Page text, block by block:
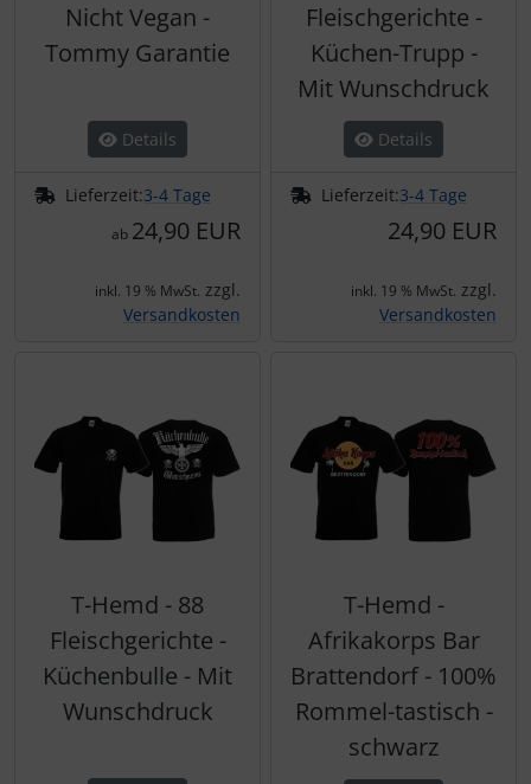
Nicht Vegan -
Tommy Garantie
Details
Lieferzeit:3-4 Tage
ab 24,90 EUR
inkl. 19 % MwSt. zzgl.
Versandkosten
Fleischgerichte -
Küchen-Trupp -
Mit Wunschdruck
Details
Lieferzeit:3-4 Tage
24,90 EUR
inkl. 19 % MwSt. zzgl.
Versandkosten
T-Hemd - 88
Fleischgerichte -
Küchenbulle - Mit
Wunschdruck
T-Hemd -
Afrikakorps Bar
Brattendorf - 100%
Rommel-tastisch -
schwarz